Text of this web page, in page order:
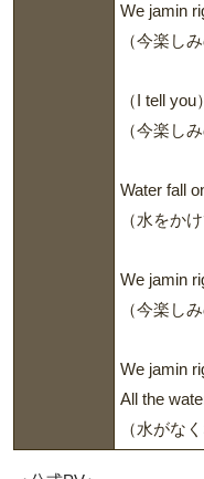
We jamin
（今楽し
（I tell
（今楽し
Water fall
（水をか
We jamin
（今楽し
We jamin
All the
（水がな